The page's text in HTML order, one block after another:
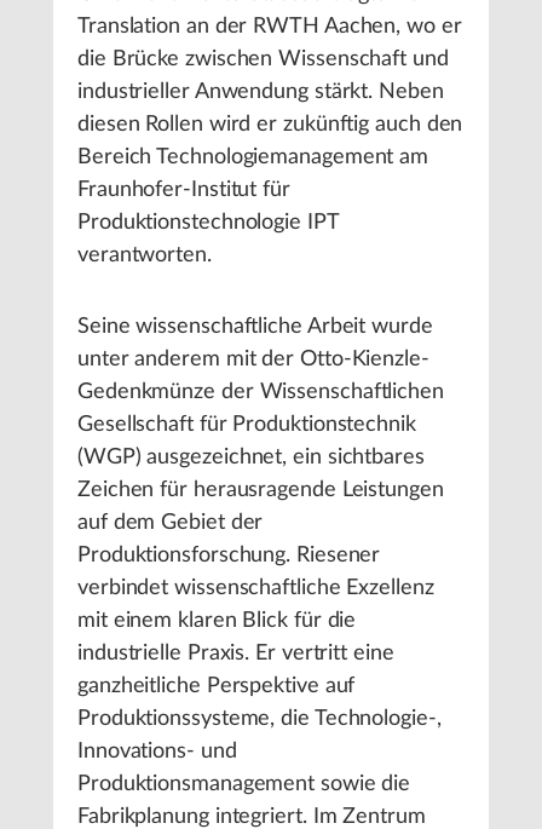
Translation an der RWTH Aachen, wo er
die Brücke zwischen Wissenschaft und
industrieller Anwendung stärkt. Neben
diesen Rollen wird er zukünftig auch den
Bereich Technologiemanagement am
Fraunhofer-Institut für
Produktionstechnologie IPT
verantworten.
Seine wissenschaftliche Arbeit wurde
unter anderem mit der Otto-Kienzle-
Gedenkmünze der Wissenschaftlichen
Gesellschaft für Produktionstechnik
(WGP) ausgezeichnet, ein sichtbares
Zeichen für herausragende Leistungen
auf dem Gebiet der
Produktionsforschung. Riesener
verbindet wissenschaftliche Exzellenz
mit einem klaren Blick für die
industrielle Praxis. Er vertritt eine
ganzheitliche Perspektive auf
Produktionssysteme, die Technologie-,
Innovations- und
Produktionsmanagement sowie die
Fabrikplanung integriert. Im Zentrum